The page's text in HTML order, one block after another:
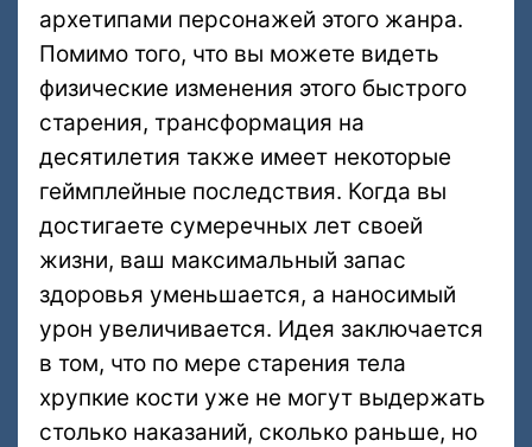
архетипами персонажей этого жанра.
Помимо того, что вы можете видеть
физические изменения этого быстрого
старения, трансформация на
десятилетия также имеет некоторые
геймплейные последствия. Когда вы
достигаете сумеречных лет своей
жизни, ваш максимальный запас
здоровья уменьшается, а наносимый
урон увеличивается. Идея заключается
в том, что по мере старения тела
хрупкие кости уже не могут выдержать
столько наказаний, сколько раньше, но